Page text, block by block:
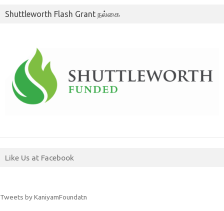
Shuttleworth Flash Grant நல்கை
Like Us at Facebook
Tweets by KaniyamFoundatn